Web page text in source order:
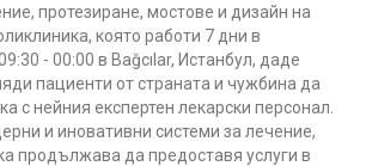
протезиране, мостове и дизайн на
която работи 7 дни в
- 00:00 в Bağcılar, Истанбул, даде
пациенти от страната и чужбина да
с нейния експертен лекарски персонал.
и иновативни системи за лечение,
продължава да предоставя услуги в